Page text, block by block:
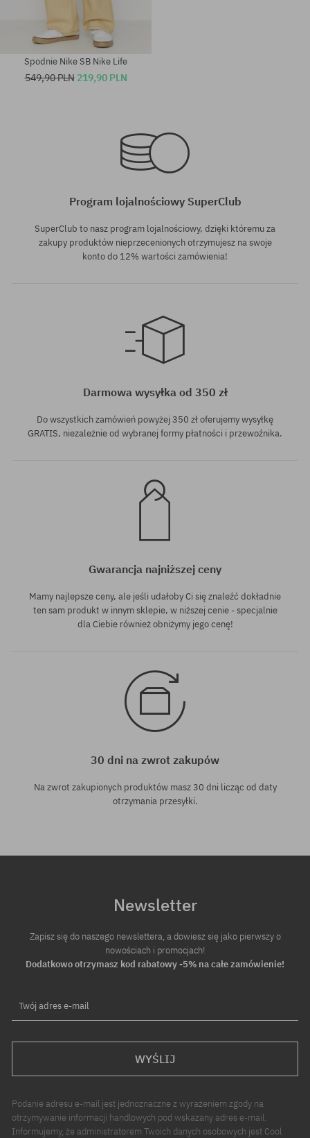
30
Spodnie Nike SB Nike Life
549,90 PLN 219,90 PLN
Program lojalnościowy SuperClub
SuperClub to nasz program lojalnościowy, dzięki któremu za
zakupy produktów nieprzecenionych otrzymujesz na swoje
konto do 12% wartości zamówienia!
Darmowa wysyłka od 350 zł
Do wszystkich zamówień powyżej 350 zł oferujemy wysyłkę
GRATIS, niezależnie od wybranej formy płatności i przewoźnika.
Gwarancja najniższej ceny
Mamy najlepsze ceny, ale jeśli udałoby Ci się znaleźć dokładnie
ten sam produkt w innym sklepie, w niższej cenie - specjalnie
dla Ciebie również obniżymy jego cenę!
30 dni na zwrot zakupów
Na zwrot zakupionych produktów masz 30 dni licząc od daty
otrzymania przesyłki.
Newsletter
Zapisz się do naszego newslettera, a dowiesz się jako pierwszy o
nowościach i promocjach!
Dodatkowo otrzymasz kod rabatowy -5% na całe zamówienie!
Twój adres e-mail
WYŚLIJ
Podanie adresu e-mail jest jednoznaczne z wyrażeniem zgody na
otrzymywanie informacji handlowych pod wskazany adres e-mail.
Informujemy, że administratorem Twoich danych osobowych jest Cool